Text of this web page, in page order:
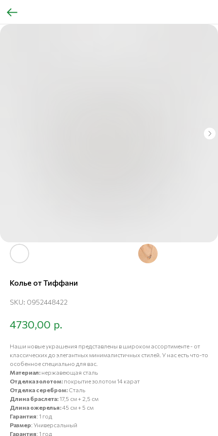
Колье от Тиффани
SKU: 0952448422
4730,00 р.
Наши новые украшения представлены в широком ассортименте - от
классических до элегантных минималистичных стилей. У нас есть что-то
особенное специально для вас.
Материал: нержавеющая сталь
Отделка золотом: покрытие золотом 14 карат
Отделка серебром: Сталь
Длина браслета:17,5 см + 2,5 см
Длина ожерелья:45 см + 5 см
Гарантия: 1 год
Размер: Универсальный
Гарантия: 1 год